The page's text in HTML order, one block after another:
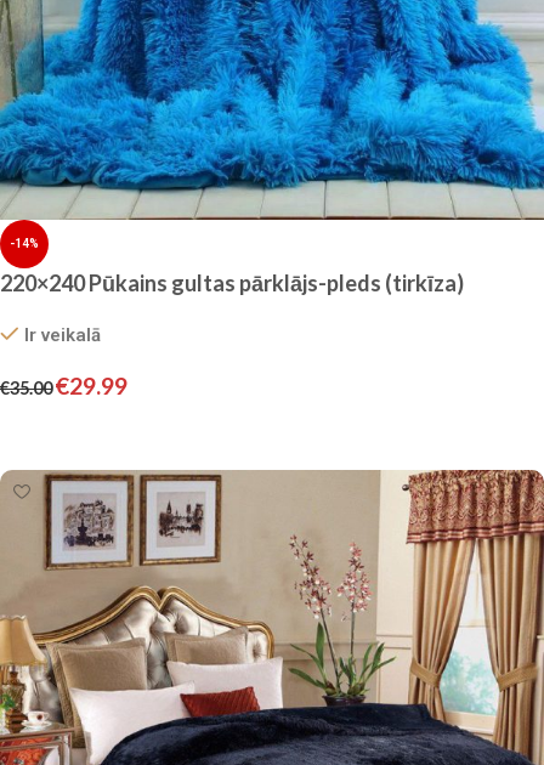
-14%
220×240 Pūkains gultas pārklājs-pleds (tirkīza)
Ir veikalā
€35.00€29.99